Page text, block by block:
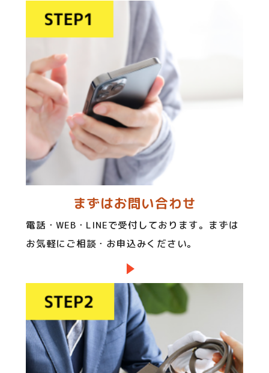
まずはお問い合わせ
電話・WEB・LINEで受付しております。まずは
お気軽にご相談・お申込みください。